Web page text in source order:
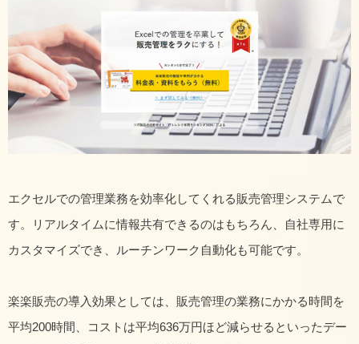
エクセルでの管理業務を効率化してくれる販売管理システムで
す。リアルタイムに情報共有できるのはもちろん、自社専用に
カスタマイズでき、ルーチンワーク自動化も可能です。
楽楽販売の導入効果としては、販売管理の業務にかかる時間を
平均200時間、コストは平均636万円ほど減らせるといったデー